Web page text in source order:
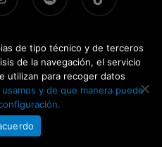
|Brandsite| Ediciones
·2024·2025
© 2026
de tipo técnico y de terceros
de la navegación, el servicio
utilizan para recoger datos
y de que manera puede